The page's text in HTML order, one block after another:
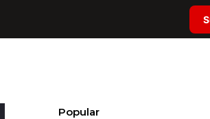
Popular